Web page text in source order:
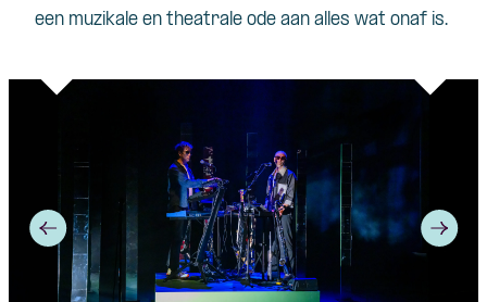
een muzikale en theatrale ode aan alles wat onaf is.